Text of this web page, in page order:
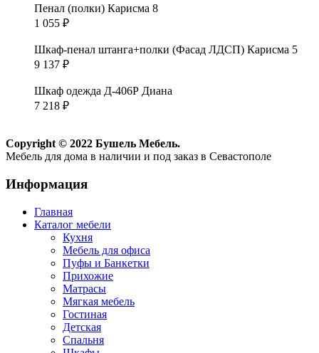
Пенал (полки) Карисма 8
1 055 ₽
Шкаф-пенал штанга+полки (Фасад ЛДСП) Карисма 5
9 137 ₽
Шкаф одежда Д-406Р Диана
7 218 ₽
Copyright © 2022 Бушель Мебель.
Мебель для дома в наличии и под заказ в Севастополе
Информация
Главная
Каталог мебели
Кухня
Мебель для офиса
Пуфы и Банкетки
Прихожие
Матрасы
Мягкая мебель
Гостиная
Детская
Спальня